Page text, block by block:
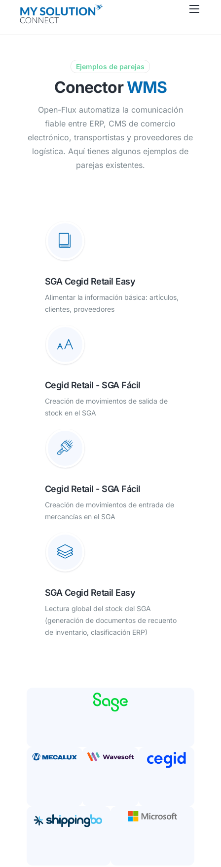
Conectores
Contacto
Ejemplos de parejas
ConectorWMS
Open-Flux automatiza la comunicación
fiable entre ERP, CMS de comercio
electrónico, transportistas y proveedores de
logística. Aquí tienes algunos ejemplos de
parejas existentes.
SGA Cegid Retail Easy
Alimentar la información básica: artículos,
clientes, proveedores
Cegid Retail - SGA Fácil
Creación de movimientos de salida de
stock en el SGA
Cegid Retail - SGA Fácil
Creación de movimientos de entrada de
mercancías en el SGA
SGA Cegid Retail Easy
Lectura global del stock del SGA
(generación de documentos de recuento
de inventario, clasificación ERP)